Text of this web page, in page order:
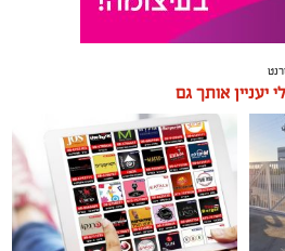
יעניין אותך גם